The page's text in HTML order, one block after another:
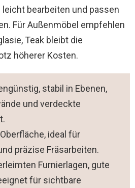
bearbeiten und passen
Für Außenmöbel empfehlen
Teak bleibt die
höherer Kosten.
stabil in Ebenen,
und verdeckte
ideal für
präzise Fräsarbeiten.
Furnierlagen, gute
für sichtbare